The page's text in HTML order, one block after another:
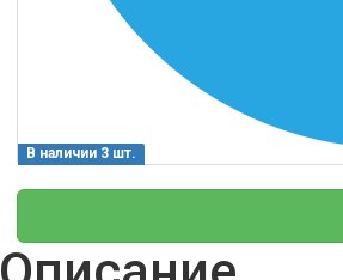
В наличии 3 шт.